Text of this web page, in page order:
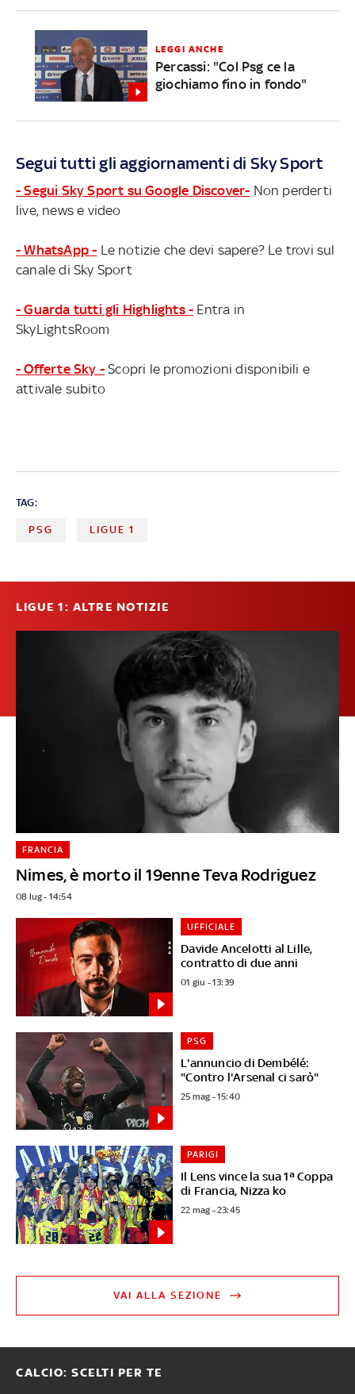
LEGGI ANCHE
Percassi: "Col Psg ce la
giochiamo fino in fondo"
Segui tutti gli aggiornamenti di Sky Sport
- Segui Sky Sport su Google Discover- Non perderti
live, news e video
- WhatsApp - Le notizie che devi sapere? Le trovi sul
canale di Sky Sport
- Guarda tutti gli Highlights - Entra in
SkyLightsRoom
- Offerte Sky - Scopri le promozioni disponibili e
attivale subito
TAG:
PSG LIGUE 1
LIGUE 1: ALTRE NOTIZIE
Nimes, è morto il 19enne Teva Rodriguez
FRANCIA
08 lug - 14:54
Davide Ancelotti al Lille,
contratto di due anni
UFFICIALE
01 giu - 13:39
L'annuncio di Dembélé:
"Contro l'Arsenal ci sarò"
PSG
25 mag - 15:40
Il Lens vince la sua 1ª Coppa
di Francia, Nizza ko
PARIGI
22 mag - 23:45
VAI ALLA SEZIONE
CALCIO: SCELTI PER TE